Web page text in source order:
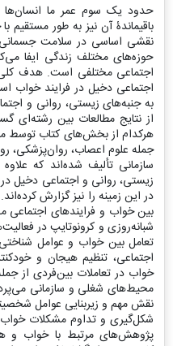
حدود یک سوم عمر ما
باقیماندۀ آن نیز به‌ طور
نقشی اساسی در سلامت جسمانی
حوزه‌های مختلف زندگی ایفا
اجتماعی مختلفی است. هدف
اجتماعی دخیل در فرایند خواب
به جنبه‌های زیستی، روانی و
از نتایج مطالعات بین رشته‌ای
هرکدام از بخش‌های کتاب توسط
جمله علوم اعصاب، روان‌پزشکی،
سازمانی تألیف شده‌اند که
زیستی، روانی و اجتماعی دخیل
در این زمینه را نیز گزارش
بین خواب و فرایندهای
شبانه‌روزی و کرونوتایپ در
تعامل بین خواب و عوامل
اجتماعی، تنظیم هیجان و
خواب در تعاملات بین‌فردی از
محیط‌های شغلی و سازمانی
نقش مهم و زیربنایی عوامل
شکل‌گیری و تداوم مشکلات
پژوهش‌های مرتبط با خواب و